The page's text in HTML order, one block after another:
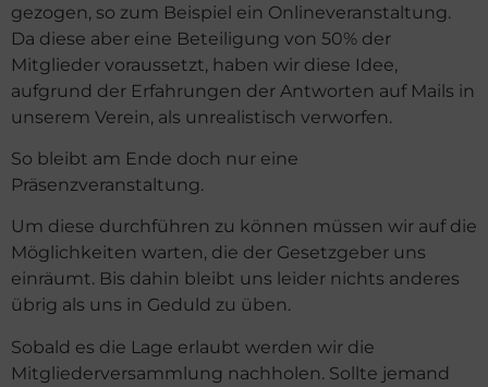
gezogen, so zum Beispiel ein Onlineveranstaltung.
Da diese aber eine Beteiligung von 50% der
Mitglieder voraussetzt, haben wir diese Idee,
aufgrund der Erfahrungen der Antworten auf Mails in
unserem Verein, als unrealistisch verworfen.
So bleibt am Ende doch nur eine
Präsenzveranstaltung.
Um diese durchführen zu können müssen wir auf die
Möglichkeiten warten, die der Gesetzgeber uns
einräumt. Bis dahin bleibt uns leider nichts anderes
übrig als uns in Geduld zu üben.
Sobald es die Lage erlaubt werden wir die
Mitgliederversammlung nachholen. Sollte jemand